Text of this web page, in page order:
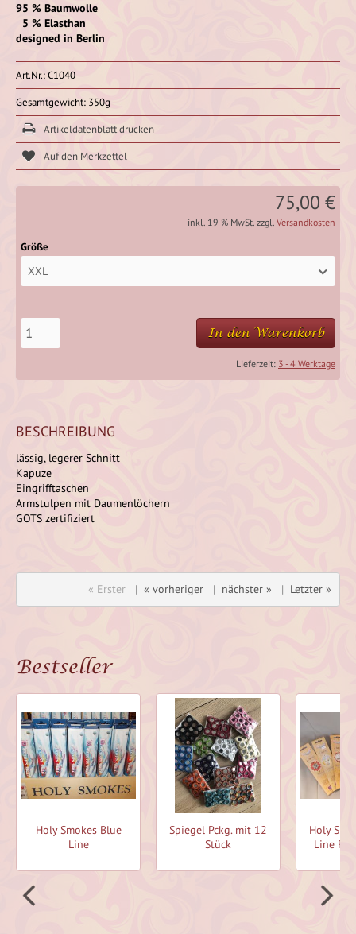
95 % Baumwolle
5 % Elasthan
designed in Berlin
Art.Nr.: C1040
Gesamtgewicht: 350g
Artikeldatenblatt drucken
75,00 €
inkl. 19 % MwSt. zzgl. Versandkosten
Größe
XXL
In den Warenkorb
Lieferzeit: 3 - 4 Werktage
BESCHREIBUNG
lässig, legerer Schnitt
Kapuze
Eingrifftaschen
Armstulpen mit Daumenlöchern
GOTS zertifiziert
« Erster | « vorheriger | nächster » | Letzter »
Bestseller
Holy Smokes Blue
Line
Spiegel Pckg. mit 12
Stück
Holy
Line